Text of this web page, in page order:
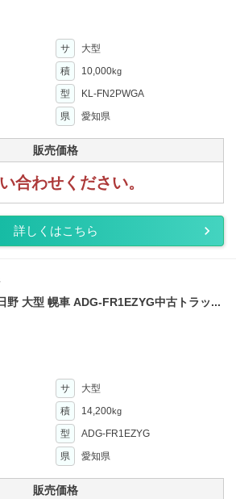
サ
大型
積 10,000kg
型
KL-FN2PWGA
県 愛知県
販売価格
合わせください。
詳しくはこちら
野 大型 幌車 ADG-FR1EZYG中古トラッ...
サ
大型
積 14,200kg
型
ADG-FR1EZYG
県 愛知県
販売価格